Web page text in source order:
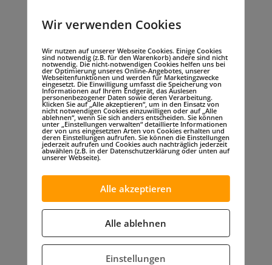
INVICTUS GERMANY SPORTS FESTIVAL 2026 – Wo
Legacy, Gemeinschaft und Zukunft
zusammenkommen
28.06.2026
Wir verwenden Cookies
Wir nutzen auf unserer Webseite Cookies. Einige Cookies
sind notwendig (z.B. für den Warenkorb) andere sind nicht
notwendig. Die nicht-notwendigen Cookies helfen uns bei
der Optimierung unseres Online-Angebotes, unserer
Webseitenfunktionen und werden für Marketingzwecke
eingesetzt. Die Einwilligung umfasst die Speicherung von
Informationen auf Ihrem Endgerät, das Auslesen
personenbezogener Daten sowie deren Verarbeitung.
Klicken Sie auf „Alle akzeptieren“, um in den Einsatz von
nicht notwendigen Cookies einzuwilligen oder auf „Alle
ablehnen“, wenn Sie sich anders entscheiden. Sie können
unter „Einstellungen verwalten“ detaillierte Informationen
der von uns eingesetzten Arten von Cookies erhalten und
deren Einstellungen aufrufen. Sie können die Einstellungen
jederzeit aufrufen und Cookies auch nachträglich jederzeit
abwählen (z.B. in der Datenschutzerklärung oder unten auf
unserer Webseite).
Alle akzeptieren
Alle ablehnen
Einstellungen